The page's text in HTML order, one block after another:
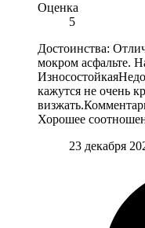
Оценка
5
Достоинства:
мокром асфальте.
кажутся не очень
Хорошее
23 декабря